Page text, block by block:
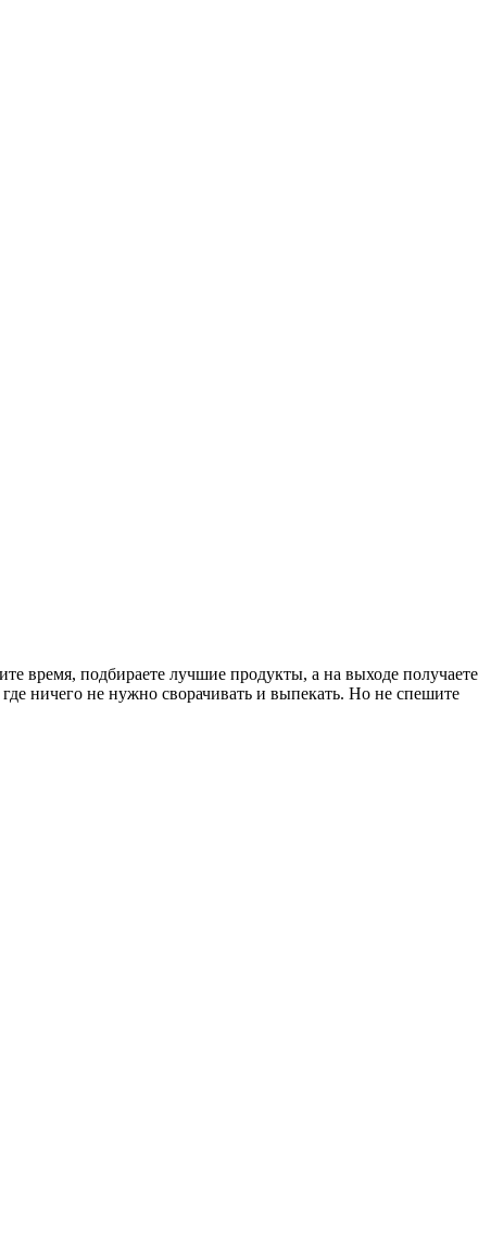
время, подбираете лучшие продукты, а на выходе получаете
ничего не нужно сворачивать и выпекать. Но не спешите